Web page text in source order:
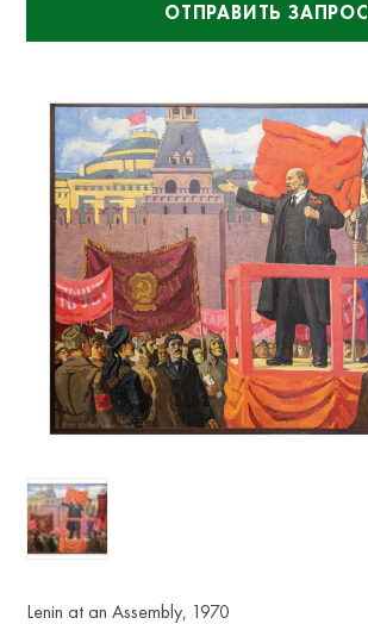
ОТПРАВИТЬ ЗАПРОС
Lenin at an Assembly, 1970